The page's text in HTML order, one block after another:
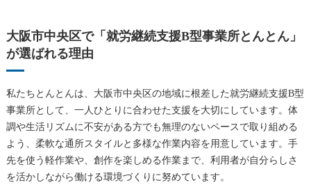
大阪市中央区で「就労継続支援B型事業所とんとん」
が選ばれる理由
私たちとんとんは、大阪市中央区の地域に根差した就労継続支援B型
事業所として、一人ひとりに合わせた支援を大切にしています。体
調や生活リズムに不安がある方でも無理のないペースで取り組める
よう、柔軟な通所スタイルと多様な作業内容を用意しています。手
先を使う軽作業や、創作を楽しめる作業まで、利用者が自分らしさ
を活かしながら働ける環境づくりに努めています。